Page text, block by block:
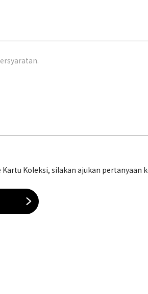
Koleksi, silakan ajukan pertanyaan